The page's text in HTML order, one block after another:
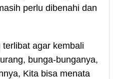
perlu dibenahi dan
terlibat agar kembali
bunga-bunganya,
Kita bisa menata